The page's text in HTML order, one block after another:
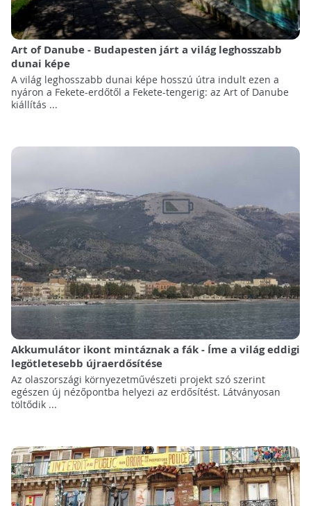
Art of Danube - Budapesten járt a világ leghosszabb
dunai képe
A világ leghosszabb dunai képe hosszú útra indult ezen a
nyáron a Fekete-erdőtől a Fekete-tengerig: az Art of Danube
kiállítás ...
Akkumulátor ikont mintáznak a fák - Íme a világ eddigi
legötletesebb újraerdősítése
Az olaszországi környezetművészeti projekt szó szerint
egészen új nézőpontba helyezi az erdősítést. Látványosan
töltődik ...